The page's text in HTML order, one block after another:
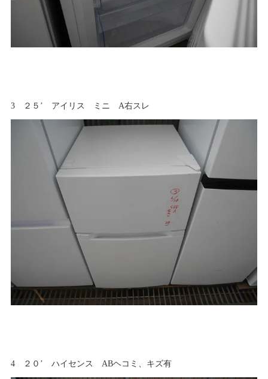
3 ２５’ アイリス ミニ A右スレ
4 ２０’ ハイセンス ABヘコミ、キズ有